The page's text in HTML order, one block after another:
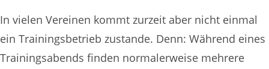
In vielen Vereinen kommt zurzeit aber nicht einmal
ein Trainingsbetrieb zustande. Denn: Während eines
Trainingsabends finden normalerweise mehrere